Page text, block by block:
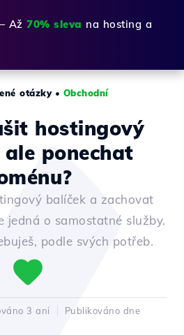
Až 70% sleva na hosting a
otázky• Obchodní
hostingový
ponechat
balíček a zachovat
jedná o samostatné služby.
podle svých potřeb.
3 ani
Publikováno dne